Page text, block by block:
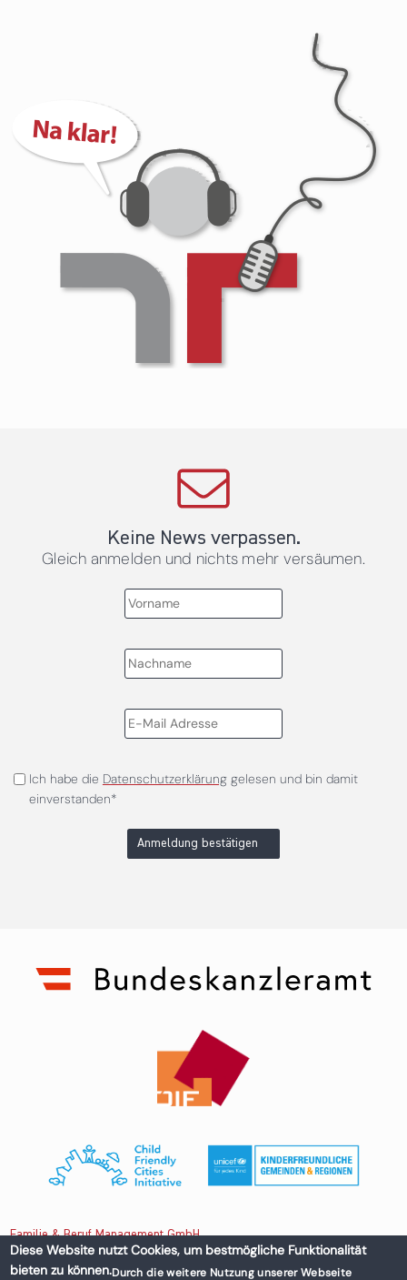
Keine News verpassen.
Gleich anmelden und nichts mehr versäumen.
Ich habe die Datenschutzerklärunggelesen und bin damit
einverstanden*
Anmeldung bestätigen
Familie & Beruf Management GmbH
Untere Donaustraße 13-15/3 1020 Wien, Austria
Diese Website nutzt Cookies, um bestmögliche Funktionalität
bieten zu können.Durch die weitere Nutzung unserer Webseite